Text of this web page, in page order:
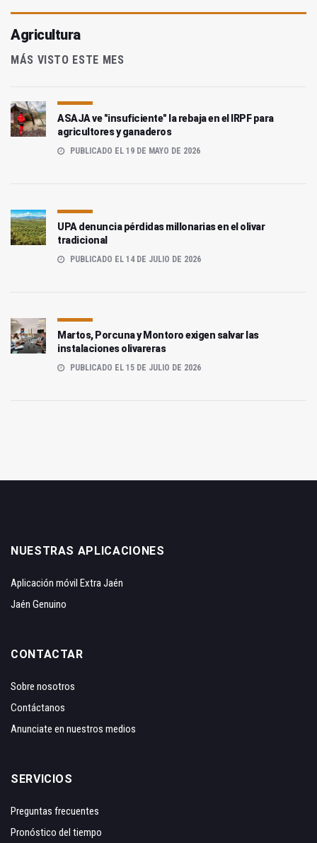
Agricultura
MÁS VISTO ESTE MES
ASAJA ve "insuficiente" la rebaja en el IRPF para
agricultores y ganaderos
PUBLICADO EL 19 DE MAYO DE 2026
UPA denuncia pérdidas millonarias en el olivar
tradicional
PUBLICADO EL 14 DE JULIO DE 2026
Martos, Porcuna y Montoro exigen salvar las
instalaciones olivareras
PUBLICADO EL 15 DE JULIO DE 2026
NUESTRAS APLICACIONES
Aplicación móvil Extra Jaén
Jaén Genuino
CONTACTAR
Sobre nosotros
Contáctanos
Anunciate en nuestros medios
SERVICIOS
Preguntas frecuentes
Pronóstico del tiempo